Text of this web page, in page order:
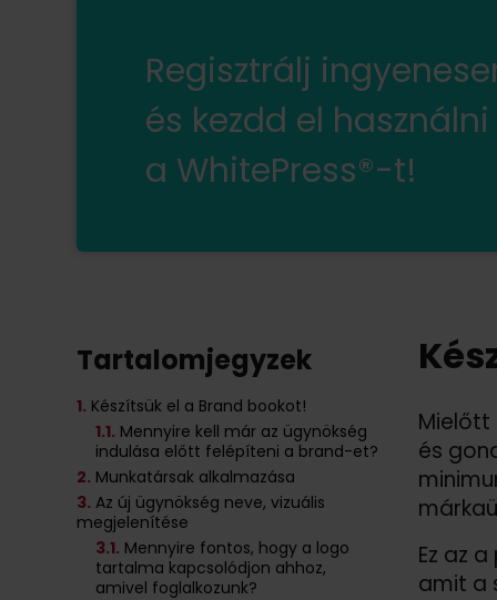
Regisztrálj
és kezdd el használni
a WhitePress®-t!
Tartalomjegyzek
1. Készítsük el a Brand bookot!
1.1. Mennyire kell már az ügynökség
indulása előtt felépíteni a brand-et?
2. Munkatársak alkalmazása
3. Az új ügynökség neve, vizuális
megjelenítése
3.1. Mennyire fontos, hogy a logo
tartalma kapcsolódjon ahhoz,
amivel foglalkozunk?
Mielőtt
és
Ez az
amit a